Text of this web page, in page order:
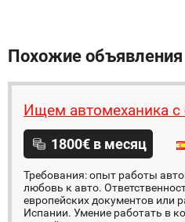
Похожие объявления
Ищем автомеханика
1800€ в месяц
Требования: опыт работы
любовь к авто.
европейских документов или
Испании. Умение работать в